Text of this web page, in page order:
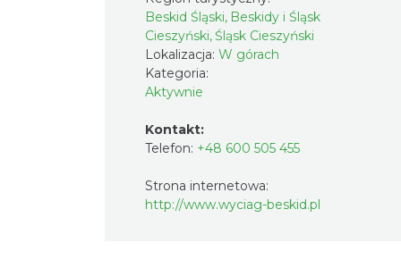
Beskid Śląski, Beskidy i Śląsk
Cieszyński, Śląsk Cieszyński
Lokalizacja: W górach
Kategoria:
Aktywnie
Kontakt:
Telefon: +48 600 505 455
Strona internetowa:
http://www.wyciag-beskid.pl